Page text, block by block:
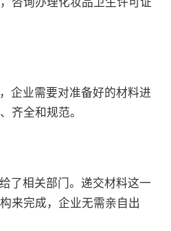
企业需要对准备好的材料进
齐全和规范。
了相关部门。递交材料这一
来完成，企业无需亲自出